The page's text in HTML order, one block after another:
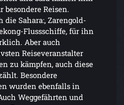
Reisen.
die Sahara:, Zarengold-
Flussschiffe, für ihn
Aber auch
Reiseveranstalter
zu kämpfen, auch diese
Besondere
wurden ebenfalls in
Weggefährten und